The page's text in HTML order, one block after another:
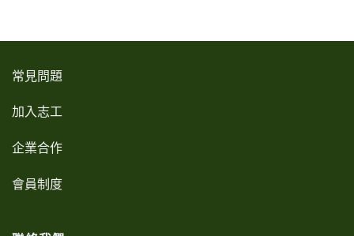
常見問題
加入志工
企業合作
會員制度